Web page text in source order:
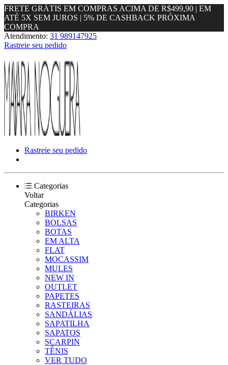
FRETE GRÁTIS EM COMPRAS ACIMA DE R$499,90 | EM
ATÉ 5X SEM JUROS | 5% DE CASHBACK PRÓXIMA
COMPRA
Atendimento: 31 989147925
Rastreie seu pedido
Rastreie seu pedido
Categorias
Voltar
Categorias
BIRKEN
BOLSAS
BOTAS
EM ALTA
FLAT
MOCASSIM
MULES
NEW IN
OUTLET
PAPETES
RASTEIRAS
SANDÁLIAS
SAPATILHA
SAPATOS
SCARPIN
TÊNIS
VER TUDO